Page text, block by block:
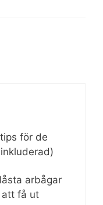
för de
arbågar
att få ut